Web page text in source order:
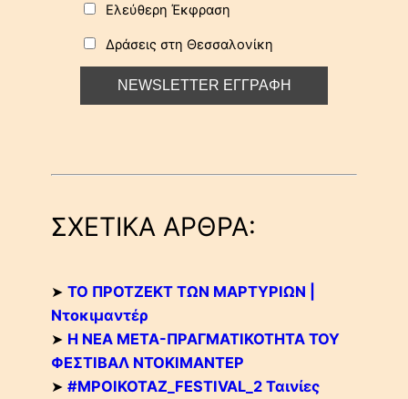
Ελεύθερη Έκφραση
Δράσεις στη Θεσσαλονίκη
ΣΧΕΤΙΚΑ ΑΡΘΡΑ:
➤ ΤΟ ΠΡΟΤΖΕΚΤ ΤΩΝ ΜΑΡΤΥΡΙΩΝ |
Ντοκιμαντέρ
➤ Η ΝΕΑ ΜΕΤΑ-ΠΡΑΓΜΑΤΙΚΟΤΗΤΑ ΤΟΥ
ΦΕΣΤΙΒΑΛ ΝΤΟΚΙΜΑΝΤΕΡ
➤ #MPOIKOTAZ_FESTIVAL_2 Ταινίες